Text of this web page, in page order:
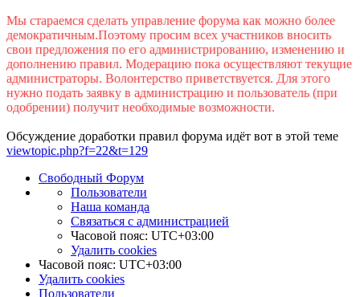
Мы стараемся сделать управление форума как можно более
демократичным.Поэтому просим всех участников вносить
свои предложения по его администрированию, изменению и
дополнению правил. Модерацию пока осуществляют текущие
администраторы. Волонтерство приветствуется. Для этого
нужно подать заявку в администрацию и пользователь (при
одобрении) получит необходимые возможности.
Обсуждение доработки правил форума идёт вот в этой теме
viewtopic.php?f=22&t=129
Свободный Форум
Пользователи
Наша команда
Связаться с администрацией
Часовой пояс: UTC+03:00
Удалить cookies
Часовой пояс: UTC+03:00
Удалить cookies
Пользователи